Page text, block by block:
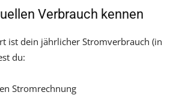
Verbrauch kennen
ist dein jährlicher Stromverbrauch (in
du:
Stromrechnung